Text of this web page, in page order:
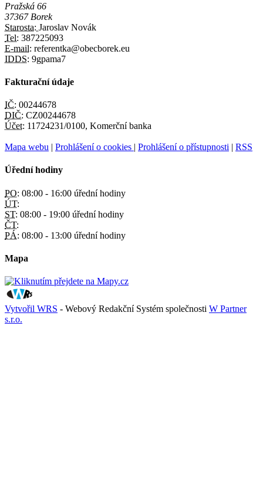
Pražská 66
37367 Borek
Starosta: Jaroslav Novák
Tel: 387225093
E-mail: referentka@obecborek.eu
IDDS: 9gpama7
Fakturační údaje
IČ: 00244678
DIČ: CZ00244678
Účet: 11724231/0100, Komerční banka
Mapa webu | Prohlášení o cookies | Prohlášení o přístupnosti | RSS
Úřední hodiny
PO: 08:00 - 16:00 úřední hodiny
ÚT:
ST: 08:00 - 19:00 úřední hodiny
ČT:
PÁ: 08:00 - 13:00 úřední hodiny
Mapa
Vytvořil WRS - Webový Redakční Systém společnosti W Partner
s.r.o.